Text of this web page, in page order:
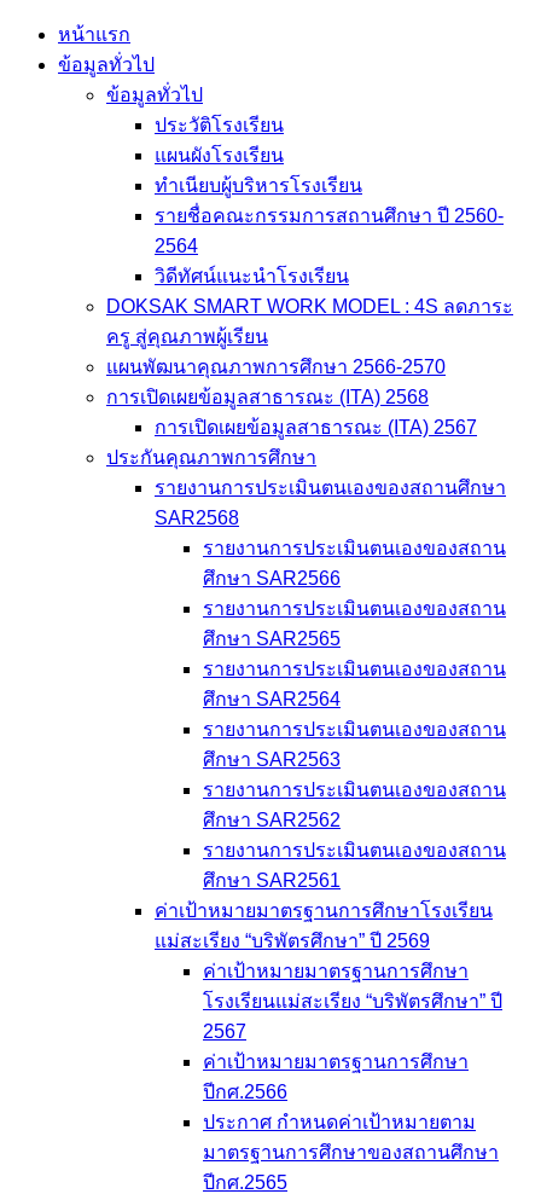
Skip
หน้าแรก
ข้อมูลทั่วไป
ข้อมูลทั่วไป
ประวัติโรงเรียน
แผนผังโรงเรียน
ทำเนียบผู้บริหารโรงเรียน
รายชื่อคณะกรรมการสถานศึกษา ปี 2560-
2564
วิดีทัศน์แนะนำโรงเรียน
DOKSAK SMART WORK MODEL : 4S ลดภาระ
ครู สู่คุณภาพผู้เรียน
แผนพัฒนาคุณภาพการศึกษา 2566-2570
การเปิดเผยข้อมูลสาธารณะ (ITA) 2568
การเปิดเผยข้อมูลสาธารณะ (ITA) 2567
ประกันคุณภาพการศึกษา
รายงานการประเมินตนเองของสถานศึกษา
SAR2568
รายงานการประเมินตนเองของสถาน
ศึกษา SAR2566
รายงานการประเมินตนเองของสถาน
ศึกษา SAR2565
รายงานการประเมินตนเองของสถาน
ศึกษา SAR2564
รายงานการประเมินตนเองของสถาน
ศึกษา SAR2563
รายงานการประเมินตนเองของสถาน
ศึกษา SAR2562
รายงานการประเมินตนเองของสถาน
ศึกษา SAR2561
ค่าเป้าหมายมาตรฐานการศึกษาโรงเรียน
แม่สะเรียง “บริพัตรศึกษา” ปี 2569
ค่าเป้าหมายมาตรฐานการศึกษา
โรงเรียนแม่สะเรียง “บริพัตรศึกษา” ปี
2567
ค่าเป้าหมายมาตรฐานการศึกษา
ปีกศ.2566
ประกาศ กำหนดค่าเป้าหมายตาม
มาตรฐานการศึกษาของสถานศึกษา
ปีกศ.2565